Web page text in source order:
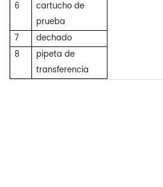
6
cartucho de
prueba
7
dechado
8
pipeta de
transferencia